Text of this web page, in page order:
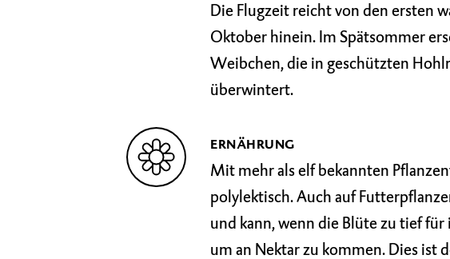
Die Flugzeit reicht von den ersten
Oktober hinein. Im Spätsommer
Weibchen, die in geschützten
überwintert.
ERNÄHRUNG
Mit mehr als elf bekannten
polylektisch. Auch auf
und kann, wenn die Blüte zu tief
um an Nektar zu kommen. Dies ist